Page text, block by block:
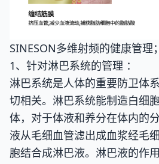
SINESON多维射频的健康管理；
1、针对淋巴系统的管理 ：
淋巴系统是人体的重要防卫体
切相关。淋巴系统能制造白细
体，对于体液和养分在体内的
液从毛细血管滤出成血浆经毛
胞结合成淋巴液。淋巴液的作